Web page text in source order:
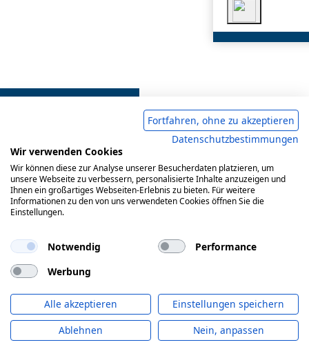
Impressum AGB Datenschutzerklärung
© 2017-2026 Doepke Schaltgeräte GmbH
Doepke Schaltgeräte GmbH
Stellmacherstr. 11
26506 Norden
info@doepke.de
Fortfahren, ohne zu akzeptieren
Datenschutzbestimmungen
Wir verwenden Cookies
Wir können diese zur Analyse unserer Besucherdaten platzieren, um
unsere Webseite zu verbessern, personalisierte Inhalte anzuzeigen und
Ihnen ein großartiges Webseiten-Erlebnis zu bieten. Für weitere
Informationen zu den von uns verwendeten Cookies öffnen Sie die
Einstellungen.
Notwendig
Performance
Werbung
Alle akzeptieren
Einstellungen speichern
Ablehnen
Nein, anpassen